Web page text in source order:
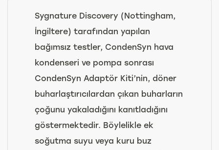
Sygnature Discovery (Nottingham,
İngiltere) tarafından yapılan
bağımsız testler, CondenSyn hava
kondenseri ve pompa sonrası
CondenSyn Adaptör Kiti’nin, döner
buharlaştırıcılardan çıkan buharların
çoğunu yakaladığını kanıtladığını
göstermektedir. Böylelikle ek
soğutma suyu veya kuru buz